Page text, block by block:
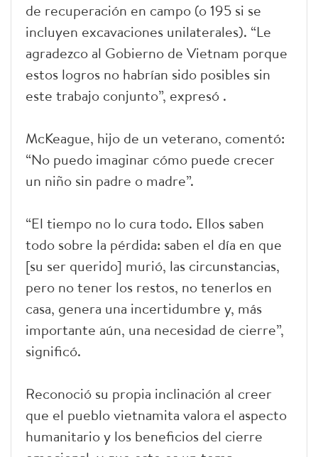
de recuperación en campo (o 195 si se
incluyen excavaciones unilaterales). “Le
agradezco al Gobierno de Vietnam porque
estos logros no habrían sido posibles sin
este trabajo conjunto”, expresó .
McKeague, hijo de un veterano, comentó:
“No puedo imaginar cómo puede crecer
un niño sin padre o madre”.
“El tiempo no lo cura todo. Ellos saben
todo sobre la pérdida: saben el día en que
[su ser querido] murió, las circunstancias,
pero no tener los restos, no tenerlos en
casa, genera una incertidumbre y, más
importante aún, una necesidad de cierre”,
significó.
Reconoció su propia inclinación al creer
que el pueblo vietnamita valora el aspecto
humanitario y los beneficios del cierre